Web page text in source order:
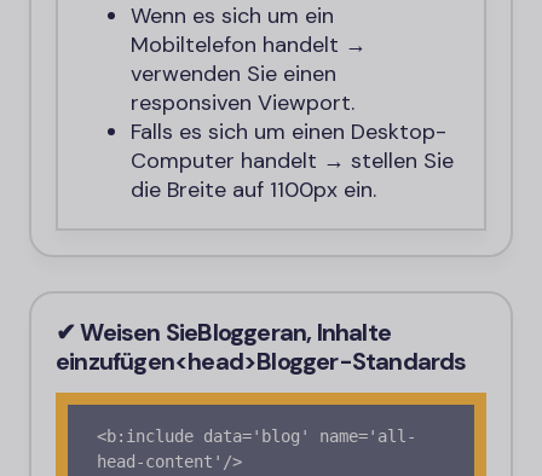
Wenn es sich um ein
Mobiltelefon handelt →
verwenden Sie einen
responsiven Viewport.
Falls es sich um einen Desktop-
Computer handelt → stellen Sie
die Breite auf 1100px ein.
✔ Weisen SieBloggeran, Inhalte
einzufügen<head>Blogger-Standards
<b:include data='blog' name='all-
head-content'/>